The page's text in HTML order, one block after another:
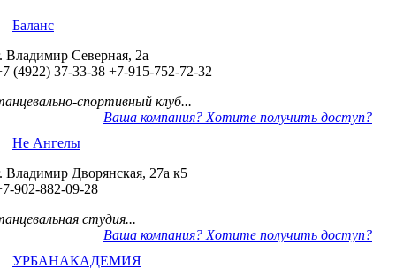
Баланс
Владимир Северная, 2а
(4922) 37-33-38 +7-915-752-72-32
спортивный клуб...
Ваша компания? Хотите получить доступ?
Не Ангелы
Владимир Дворянская, 27а к5
902-882-09-28
студия...
Ваша компания? Хотите получить доступ?
УРБАНАКАДЕМИЯ